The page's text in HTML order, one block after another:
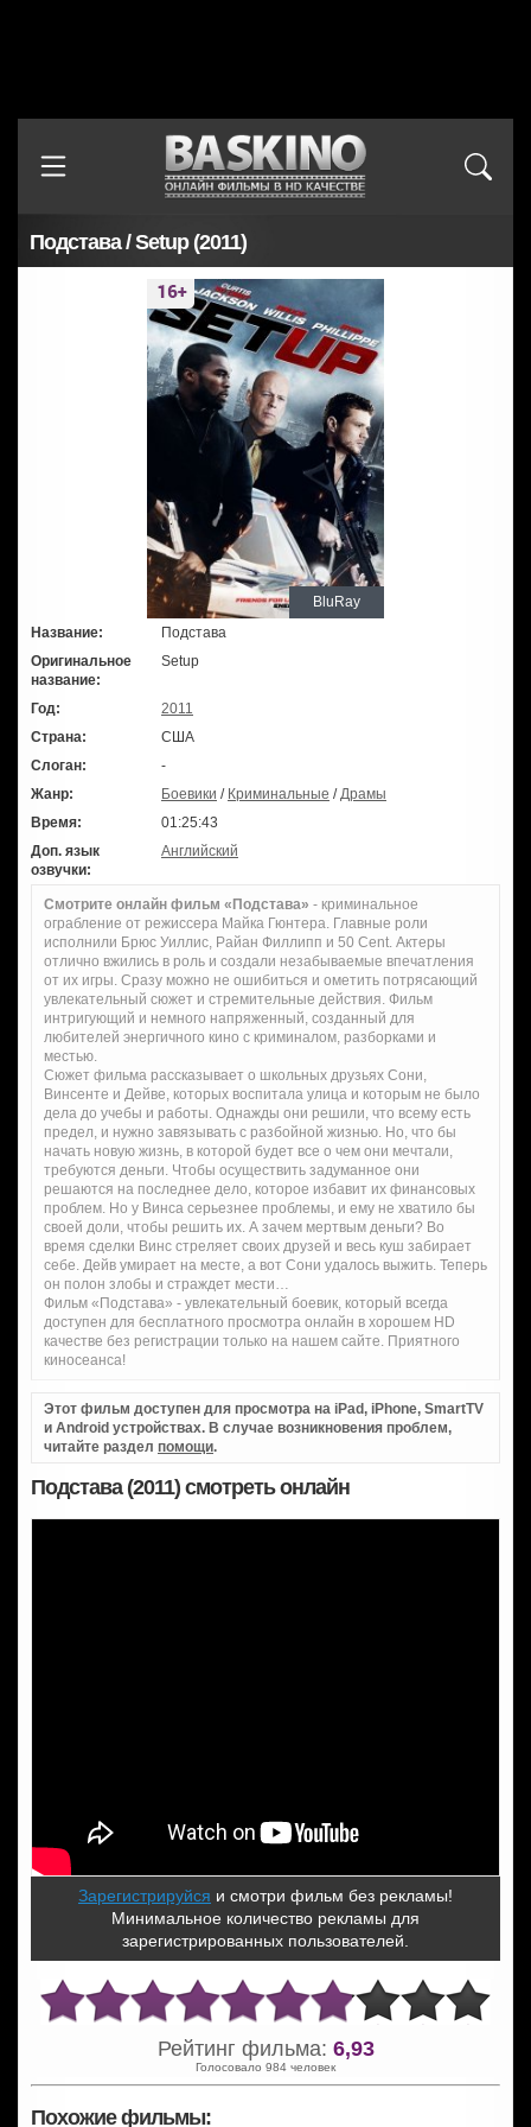
Подстава / Setup (2011)
BluRay
Название:
Подстава
Оригинальное
название:
Setup
Год:
2011
Страна:
США
Слоган:
-
Жанр:
Боевики / Криминальные /Драмы
Время:
01:25:43
Доп. язык
озвучки:
Английский
Смотрите онлайн фильм «Подстава» - криминальное
ограбление от режиссера Майка Гюнтера. Главные роли
исполнили Брюс Уиллис, Райан Филлипп и 50 Cent. Актеры
отлично вжились в роль и создали незабываемые впечатления
от их игры. Сразу можно не ошибиться и ометить потрясающий
увлекательный сюжет и стремительные действия. Фильм
интригующий и немного напряженный, созданный для
любителей энергичного кино с криминалом, разборками и
местью.
Сюжет фильма рассказывает о школьных друзьях Сони,
Винсенте и Дейве, которых воспитала улица и которым не было
дела до учебы и работы. Однажды они решили, что всему есть
предел, и нужно завязывать с разбойной жизнью. Но, что бы
начать новую жизнь, в которой будет все о чем они мечтали,
требуются деньги. Чтобы осуществить задуманное они
решаются на последнее дело, которое избавит их финансовых
проблем. Но у Винса серьезнее проблемы, и ему не хватило бы
своей доли, чтобы решить их. А зачем мертвым деньги? Во
время сделки Винс стреляет своих друзей и весь куш забирает
себе. Дейв умирает на месте, а вот Сони удалось выжить. Теперь
он полон злобы и страждет мести…
Фильм «Подстава» - увлекательный боевик, который всегда
доступен для бесплатного просмотра онлайн в хорошем HD
качестве без регистрации только на нашем сайте. Приятного
киносеанса!
Этот фильм доступен для просмотра на iPad, iPhone, SmartTV
и Android устройствах. В случае возникновения проблем,
читайте раздел помощи.
Подстава (2011) смотреть онлайн
Зарегистрируйся и смотри фильм без рекламы!
Минимальное количество рекламы для
зарегистрированных пользователей.
Рейтинг фильма: 6,93
Голосовало 984 человек
Похожие фильмы: